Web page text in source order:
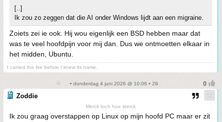
[..]
Ik zou zo zeggen dat die AI onder Windows lijdt aan een migraine.
Zoiets zei ie ook. Hij wou eigenlijk een BSD hebben maar dat
was te veel hoofdpijn voor mij dan. Dus we ontmoetten elkaar in
het midden, Ubuntu.
I carried the fire before I knew its name.
• donderdag 4 juni 2026 @ 10:06 • 29
Zoddie
Merck toch hoe sterck
Ik zou graag overstappen op Linux op mijn hoofd PC maar er zit